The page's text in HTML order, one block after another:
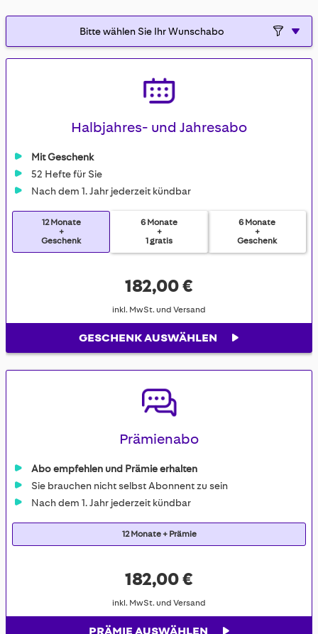
Halbjahres- und Jahresabo
Mit Geschenk
52 Hefte für Sie
Nach dem 1. Jahr jederzeit kündbar
12 Monate
+
Geschenk
6 Monate
+
1 gratis
6 Monate
+
Geschenk
182,00 €
inkl. MwSt. und Versand
GESCHENK AUSWÄHLEN
Prämienabo
Abo empfehlen und Prämie erhalten
Sie brauchen nicht selbst Abonnent zu sein
Nach dem 1. Jahr jederzeit kündbar
12 Monate + Prämie
182,00 €
inkl. MwSt. und Versand
PRÄMIE AUSWÄHLEN